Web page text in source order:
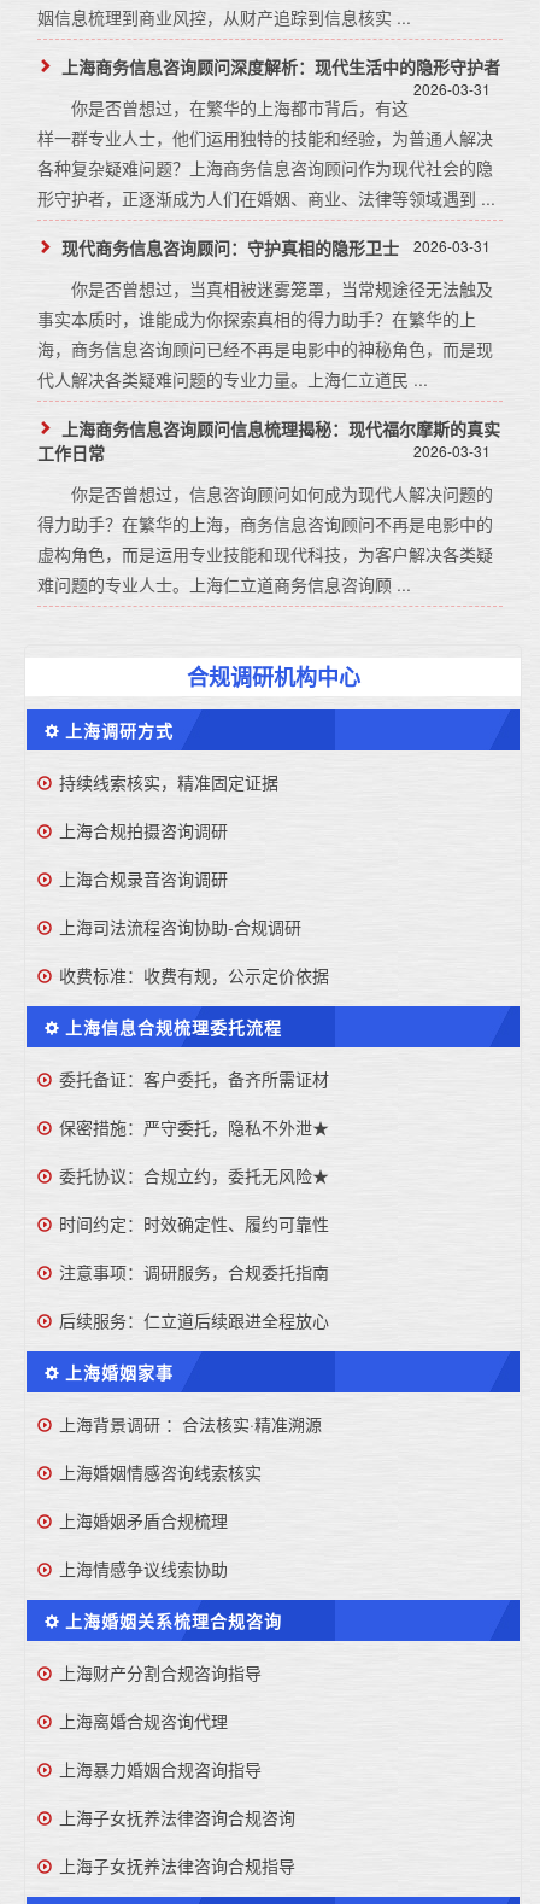
姻信息梳理到商业风控，从财产追踪到信息核实 ...
上海商务信息咨询顾问深度解析：现代生活中的隐形守护者
2026-03-31
你是否曾想过，在繁华的上海都市背后，有这
样一群专业人士，他们运用独特的技能和经验，为普通人解决
各种复杂疑难问题？上海商务信息咨询顾问作为现代社会的隐
形守护者，正逐渐成为人们在婚姻、商业、法律等领域遇到 ...
现代商务信息咨询顾问：守护真相的隐形卫士 2026-03-31
你是否曾想过，当真相被迷雾笼罩，当常规途径无法触及
事实本质时，谁能成为你探索真相的得力助手？在繁华的上
海，商务信息咨询顾问已经不再是电影中的神秘角色，而是现
代人解决各类疑难问题的专业力量。上海仁立道民 ...
上海商务信息咨询顾问信息梳理揭秘：现代福尔摩斯的真实
工作日常
2026-03-31
你是否曾想过，信息咨询顾问如何成为现代人解决问题的
得力助手？在繁华的上海，商务信息咨询顾问不再是电影中的
虚构角色，而是运用专业技能和现代科技，为客户解决各类疑
难问题的专业人士。上海仁立道商务信息咨询顾 ...
合规调研机构中心
上海调研方式
持续线索核实，精准固定证据
上海合规拍摄咨询调研
上海合规录音咨询调研
上海司法流程咨询协助-合规调研
收费标准：收费有规，公示定价依据
上海信息合规梳理委托流程
委托备证：客户委托，备齐所需证材
保密措施：严守委托，隐私不外泄★
委托协议：合规立约，委托无风险★
时间约定：时效确定性、履约可靠性
注意事项：调研服务，合规委托指南
后续服务：仁立道后续跟进全程放心
上海婚姻家事
上海背景调研 ：合法核实·精准溯源
上海婚姻情感咨询线索核实
上海婚姻矛盾合规梳理
上海情感争议线索协助
上海婚姻关系梳理合规咨询
上海财产分割合规咨询指导
上海离婚合规咨询代理
上海暴力婚姻合规咨询指导
上海子女抚养法律咨询合规咨询
上海子女抚养法律咨询合规指导